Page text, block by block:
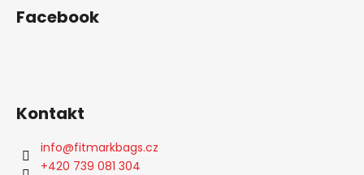
Facebook
Kontakt
info@fitmarkbags.cz
+420 739 081 304